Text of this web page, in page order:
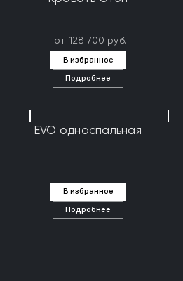
от 128 700 руб.
В избранное
Подробнее
EVO односпальная
В избранное
Подробнее